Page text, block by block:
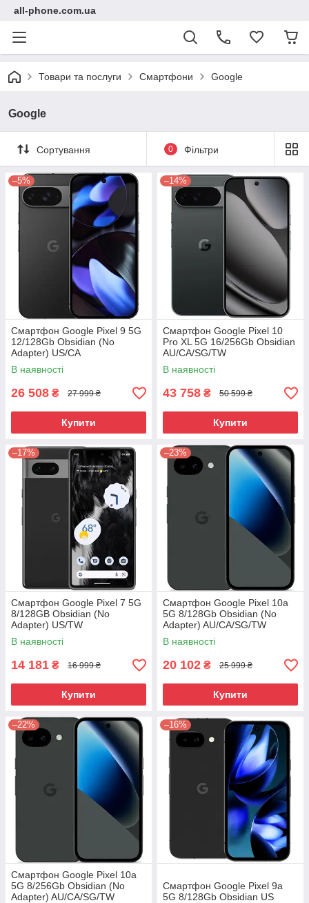
all-phone.com.ua
Товари та послуги Смартфони Google
Google
Сортування 0 Фільтри
–5%
Смартфон Google Pixel 9 5G
12/128Gb Obsidian (No
Adapter) US/CA
В наявності
26 508 ₴ 27 999 ₴
Купити
–14%
Смартфон Google Pixel 10
Pro XL 5G 16/256Gb Obsidian
AU/CA/SG/TW
В наявності
43 758 ₴ 50 599 ₴
Купити
–17%
Смартфон Google Pixel 7 5G
8/128GB Obsidian (No
Adapter) US/TW
В наявності
14 181 ₴ 16 999 ₴
Купити
–23%
Смартфон Google Pixel 10a
5G 8/128Gb Obsidian (No
Adapter) AU/CA/SG/TW
В наявності
20 102 ₴ 25 999 ₴
Купити
–22%
Смартфон Google Pixel 10a
5G 8/256Gb Obsidian (No
Adapter) AU/CA/SG/TW
–16%
Смартфон Google Pixel 9a
5G 8/128Gb Obsidian US